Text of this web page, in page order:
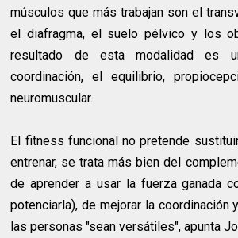
músculos que más trabajan son el
el diafragma, el suelo pélvico y los
resultado de esta modalidad es
coordinación, el equilibrio,
neuromuscular.
El fitness funcional no pretende
entrenar, se trata más bien del
de aprender a usar la fuerza ganada
potenciarla), de mejorar la coordinación
las personas "sean versátiles", apunta